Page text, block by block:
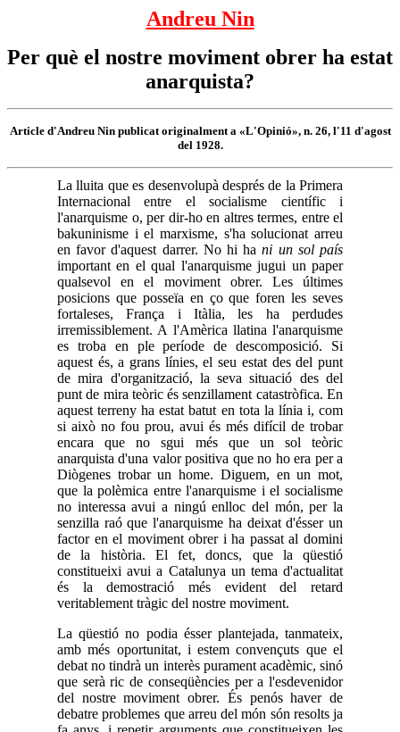
Andreu Nin
Per què el nostre moviment obrer ha estat
anarquista?
Article d'Andreu Nin publicat originalment a «L'Opinió», n. 26, l'11 d'agost
del 1928.
La lluita que es desenvolupà després de la Primera
Internacional entre el socialisme científic i
l'anarquisme o, per dir-ho en altres termes, entre el
bakuninisme i el marxisme, s'ha solucionat arreu
en favor d'aquest darrer. No hi hani un sol país
important en el qual l'anarquisme jugui un paper
qualsevol en el moviment obrer. Les últimes
posicions que posseïa en ço que foren les seves
fortaleses, França i Itàlia, les ha perdudes
irremissiblement. A l'Amèrica llatina l'anarquisme
es troba en ple període de descomposició. Si
aquest és, a grans línies, el seu estat des del punt
de mira d'organització, la seva situació des del
punt de mira teòric és senzillament catastròfica. En
aquest terreny ha estat batut en tota la línia i, com
si això no fou prou, avui és més difícil de trobar
encara que no sgui més que un sol teòric
anarquista d'una valor positiva que no ho era per a
Diògenes trobar un home. Diguem, en un mot,
que la polèmica entre l'anarquisme i el socialisme
no interessa avui a ningú enlloc del món, per la
senzilla raó que l'anarquisme ha deixat d'ésser un
factor en el moviment obrer i ha passat al domini
de la història. El fet, doncs, que la qüestió
constitueixi avui a Catalunya un tema d'actualitat
és la demostració més evident del retard
veritablement tràgic del nostre moviment.
La qüestió no podia ésser plantejada, tanmateix,
amb més oportunitat, i estem convençuts que el
debat no tindrà un interès purament acadèmic, sinó
que serà ric de conseqüències per a l'esdevenidor
del nostre moviment obrer. És penós haver de
debatre problemes que arreu del món són resolts ja